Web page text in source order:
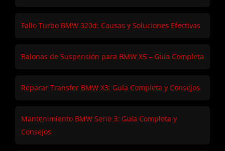
Fallo Turbo BMW 320d: Causas y Soluciones Efectivas
Balonas de Suspensión para BMW X5 – Guía Completa
Reparar Transfer BMW X3: Guía Completa y Consejos
Mantenimiento BMW Serie 3: Guía Completa y
Consejos